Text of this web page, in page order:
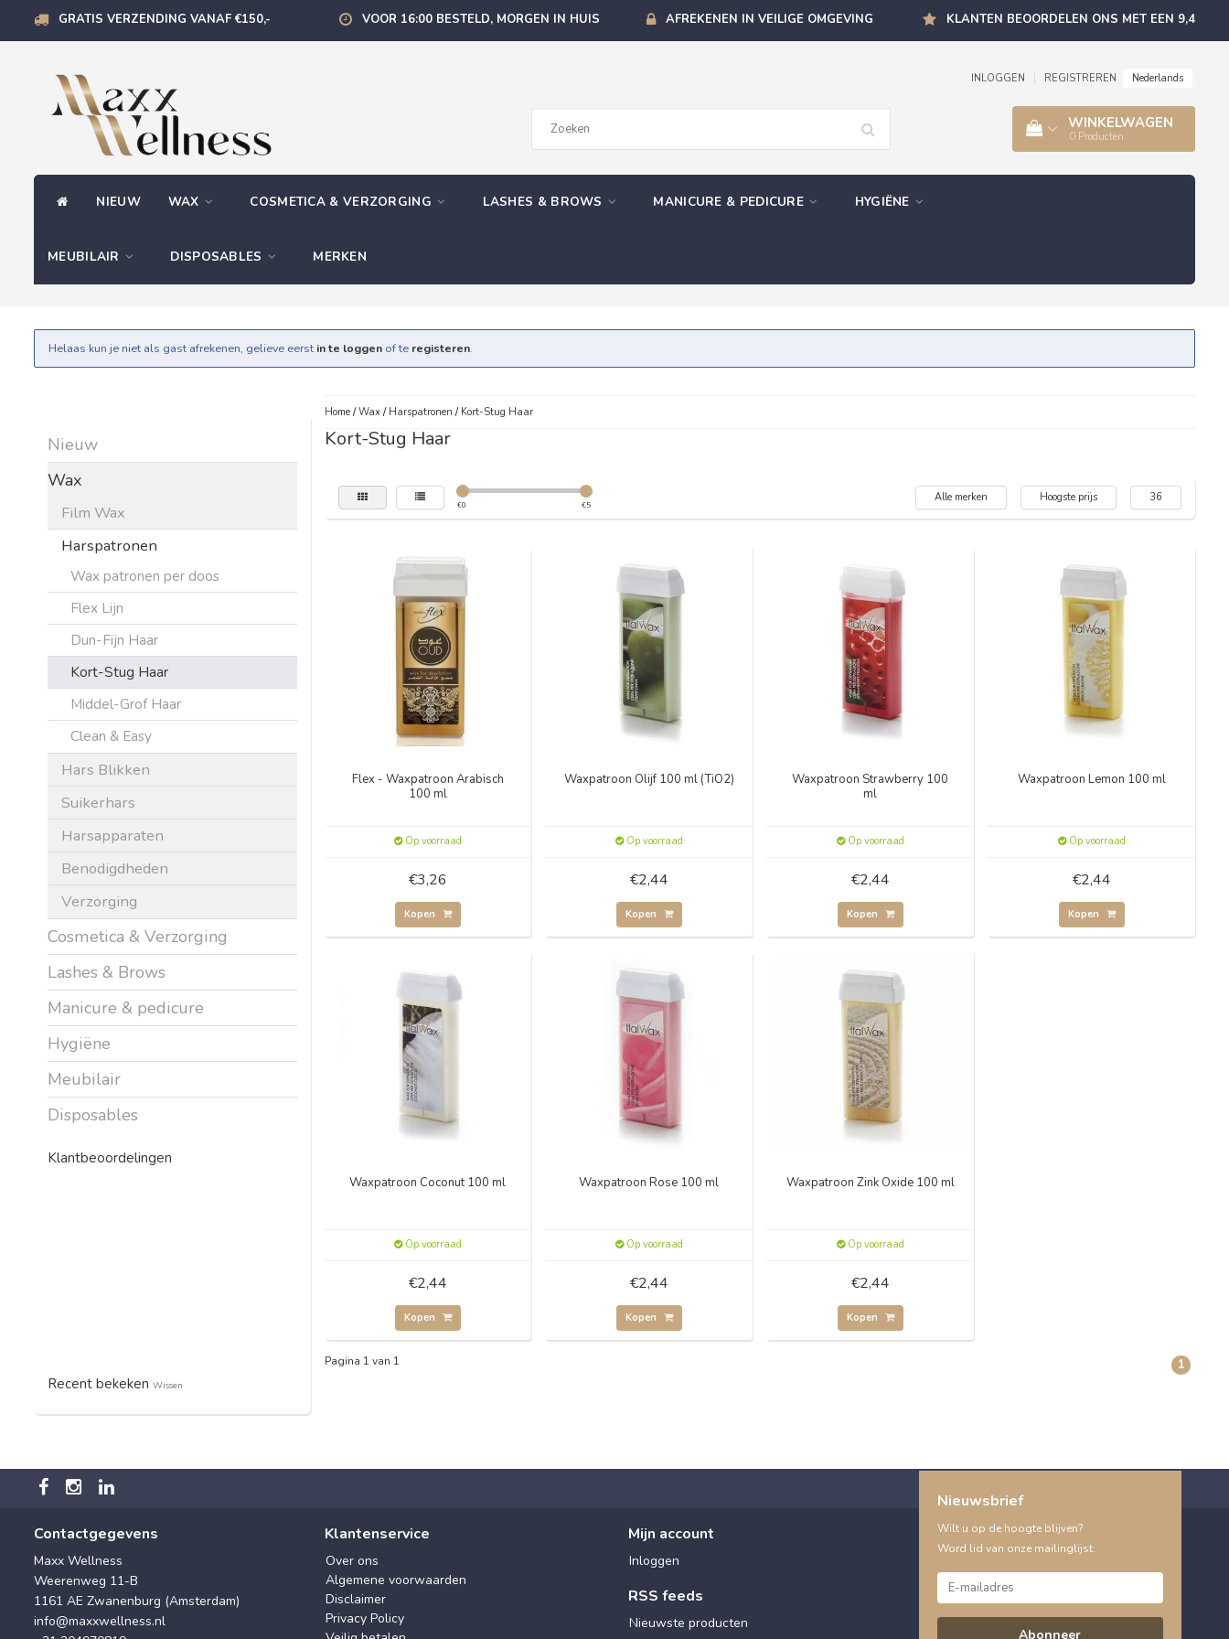
GRATIS VERZENDING VANAF €150,- VOOR 16:00 BESTELD, MORGEN IN HUIS AFREKENEN IN VEILIGE OMGEVING KLANTEN BEOORDELEN ONS MET EEN 9,4
INLOGGEN REGISTREREN Nederlands
WINKELWAGEN
0 Producten
NIEUW WAX COSMETICA & VERZORGING LASHES & BROWS MANICURE & PEDICURE HYGIËNE
MEUBILAIR DISPOSABLES MERKEN
Helaas kun je niet als gast afrekenen, gelieve eerst in te loggen of te registeren.
Nieuw
Wax
Film Wax
Harspatronen
Wax patronen per doos
Flex Lijn
Dun-Fijn Haar
Kort-Stug Haar
Middel-Grof Haar
Clean & Easy
Hars Blikken
Suikerhars
Harsapparaten
Benodigdheden
Verzorging
Cosmetica & Verzorging
Lashes & Brows
Manicure & pedicure
Hygiëne
Meubilair
Disposables
Klantbeoordelingen
Recent bekeken Wissen
Home/Wax/ Harspatronen / Kort-Stug Haar
Kort-Stug Haar
€0 €5
Alle merken Hoogste prijs 36
Flex - Waxpatroon Arabisch
100 ml
Op voorraad
€3,26
Kopen
Waxpatroon Olijf 100 ml (TiO2)
Op voorraad
€2,44
Kopen
Waxpatroon Strawberry 100
ml
Op voorraad
€2,44
Kopen
Waxpatroon Lemon 100 ml
Op voorraad
€2,44
Kopen
Waxpatroon Coconut 100 ml
Op voorraad
€2,44
Kopen
Waxpatroon Rose 100 ml
Op voorraad
€2,44
Kopen
Waxpatroon Zink Oxide 100 ml
Op voorraad
€2,44
Kopen
Pagina 1 van 1 1
Contactgegevens
Maxx Wellness
Weerenweg 11-B
1161 AE Zwanenburg (Amsterdam)
info@maxxwellness.nl
Klantenservice
Over ons
Algemene voorwaarden
Disclaimer
Privacy Policy
Mijn account
Inloggen
RSS feeds
Nieuwste producten
Nieuwsbrief
Wilt u op de hoogte blijven?
Word lid van onze mailinglijst:
Abonneer